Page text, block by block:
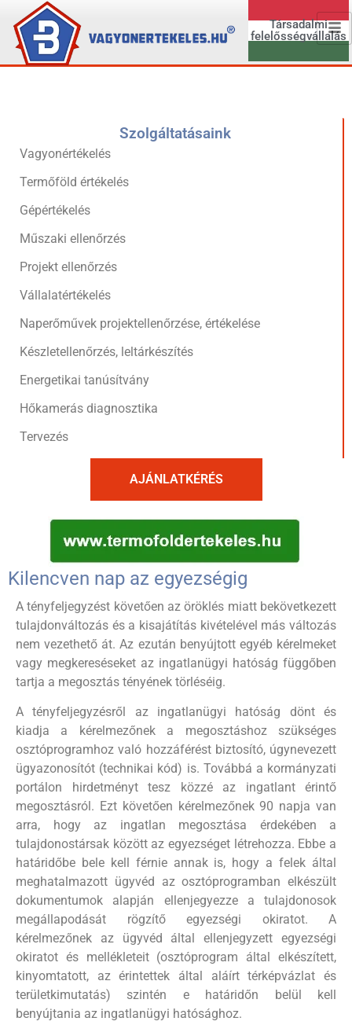
Társadalmi
felelősségvállalás
Szolgáltatásaink
Vagyonértékelés
Termőföld értékelés
Gépértékelés
Műszaki ellenőrzés
Projekt ellenőrzés
Vállalatértékelés
Naperőművek projektellenőrzése, értékelése
Készletellenőrzés, leltárkészítés
Energetikai tanúsítvány
Hőkamerás diagnosztika
Tervezés
AJÁNLATKÉRÉS
Kilencven nap az egyezségig
A tényfeljegyzést követően az öröklés miatt bekövetkezett
tulajdonváltozás és a kisajátítás kivételével más változás
nem vezethető át. Az ezután benyújtott egyéb kérelmeket
vagy megkereséseket az ingatlanügyi hatóság függőben
tartja a megosztás tényének törléséig.
A tényfeljegyzésről az ingatlanügyi hatóság dönt és
kiadja a kérelmezőnek a megosztáshoz szükséges
osztóprogramhoz való hozzáférést biztosító, úgynevezett
ügyazonosítót (technikai kód) is. Továbbá a kormányzati
portálon hirdetményt tesz közzé az ingatlant érintő
megosztásról. Ezt követően kérelmezőnek 90 napja van
arra, hogy az ingatlan megosztása érdekében a
tulajdonostársak között az egyezséget létrehozza. Ebbe a
határidőbe bele kell férnie annak is, hogy a felek által
meghatalmazott ügyvéd az osztóprogramban elkészült
dokumentumok alapján ellenjegyezze a tulajdonosok
megállapodását rögzítő egyezségi okiratot. A
kérelmezőnek az ügyvéd által ellenjegyzett egyezségi
okiratot és mellékleteit (osztóprogram által elkészített,
kinyomtatott, az érintettek által aláírt térképvázlat és
területkimutatás) szintén e határidőn belül kell
benyújtania az ingatlanügyi hatósághoz.